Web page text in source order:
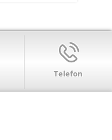
Telefon